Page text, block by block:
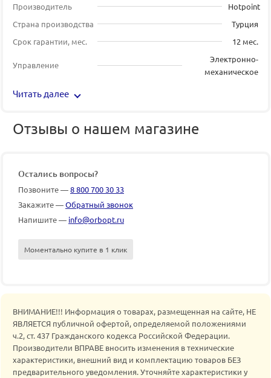
Производитель
Hotpoint
Страна производства
Турция
Срок гарантии, мес.
12 мес.
Управление
Электронно-
механическое
Читать далее
Отзывы о нашем магазине
Остались вопросы?
Позвоните —8 800 700 30 33
Закажите —Обратный звонок
Напишите — info@orbopt.ru
Моментально купите в 1 клик
ВНИМАНИЕ!!! Информация о товарах, размещенная на сайте, НЕ
ЯВЛЯЕТСЯ публичной офертой, определяемой положениями
ч.2, ст. 437 Гражданского кодекса Российской Федерации.
Производители ВПРАВЕ вносить изменения в технические
характеристики, внешний вид и комплектацию товаров БЕЗ
предварительного уведомления. Уточняйте характеристики у